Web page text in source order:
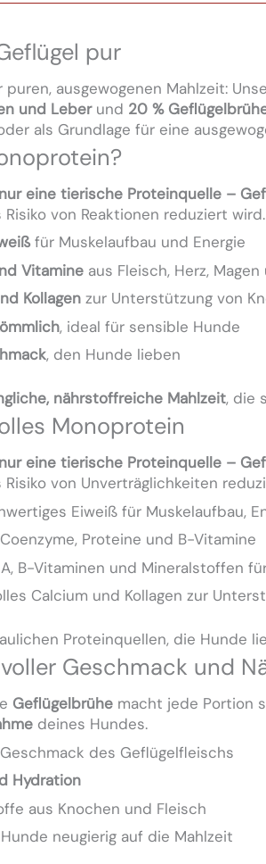
pur
ausgewogenen Mahlzeit:
und Leberund 20 %
als Grundlage für eine
nur eine tierische Proteinquelle –
von Reaktionen reduziert wird.
für Muskelaufbau und Energie
Vitamine aus Fleisch, Herz,
Kollagen zur Unterstützung von
, ideal für sensible Hunde
, den Hunde lieben
nährstoffreiche Mahlzeit, die
Monoprotein
nur eine tierische Proteinquelle –
von Unverträglichkeiten
Eiweiß für Muskelaufbau,
Proteine und B-Vitamine
B-Vitaminen und Mineralstoffen
Calcium und Kollagen zur
Proteinquellen, die Hunde
Geschmack und
Geflügelbrühe macht jede Portion
deines Hundes.
des Geflügelfleischs
Hydration
aus Knochen und Fleisch
neugierig auf die Mahlzeit